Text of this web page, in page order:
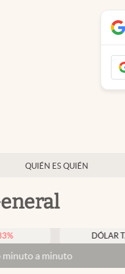
QUIÉN ES QUIÉN
DÓLAR TARJETA